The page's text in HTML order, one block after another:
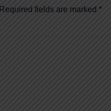
Required fields are marked *